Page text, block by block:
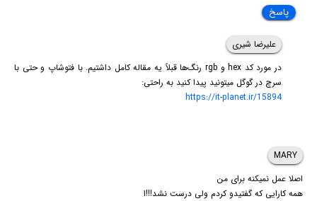
پاسخ
علیرضا شیری
در مورد کد hex و rgb رنگ‌ها قبلاً یه مقاله کامل داشتیم. با فتوشاپ و حتی با
سرچ در گوگل میتونید پیدا کنید به راحتی:
https://it-planet.ir/15894
MARY
اصلا عمل نمیکنه برای من
همه کارایی که گفتیدو کردم ولی درست نشد!!!ا